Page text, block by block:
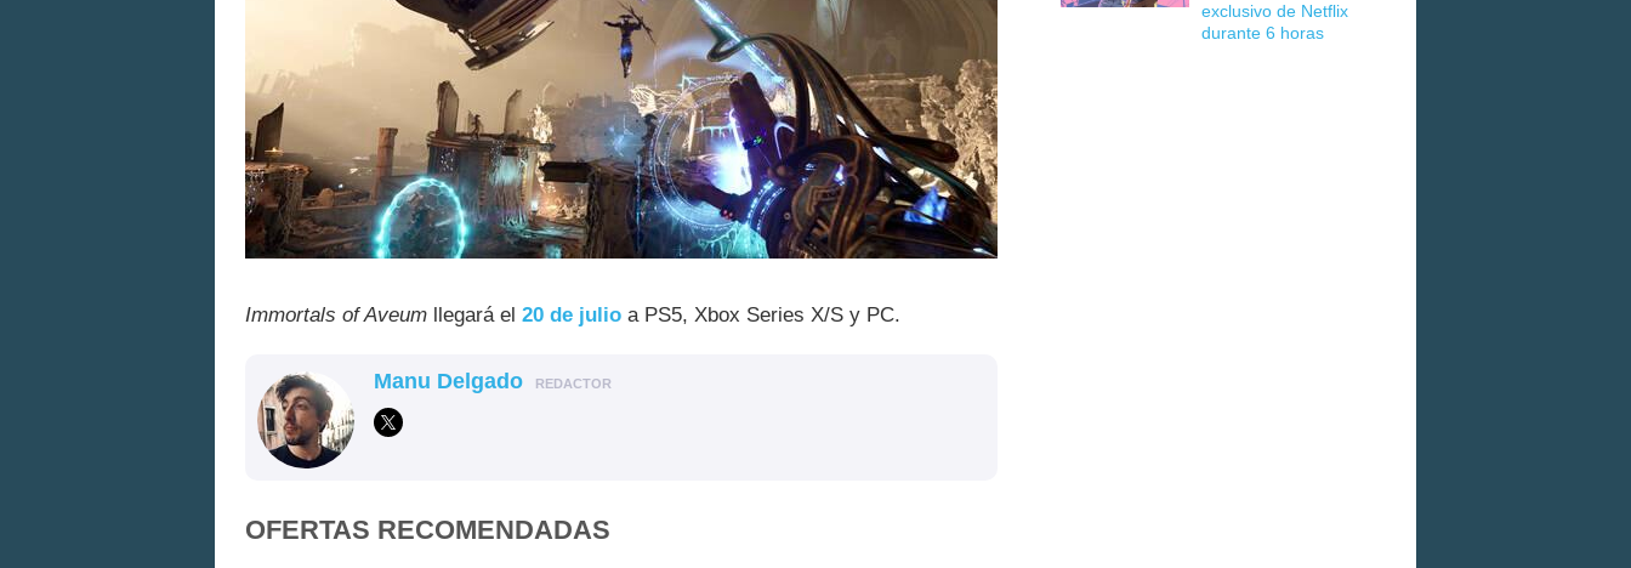
Immortals of Aveum llegará el 20 de julio a PS5, Xbox Series X/S y PC.
Manu Delgado REDACTOR
OFERTAS RECOMENDADAS
exclusivo de Netflix
durante 6 horas